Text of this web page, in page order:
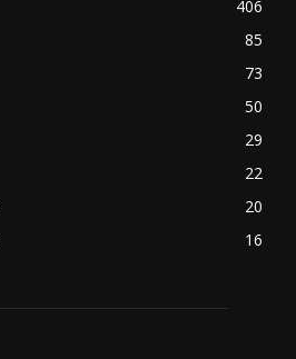
406
85
73
50
29
22
20
16